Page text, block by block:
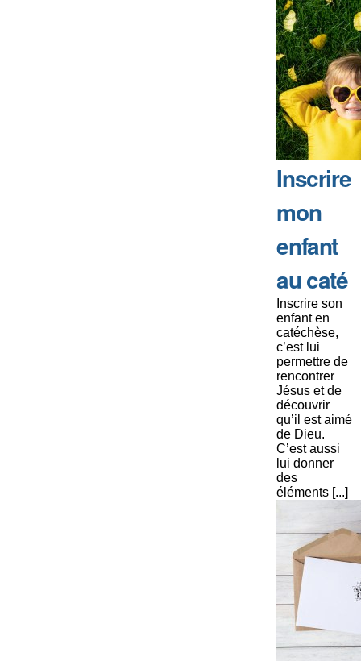
Inscrire
mon
enfant
au caté
Inscrire son
enfant en
catéchèse,
c’est lui
permettre de
rencontrer
Jésus et de
découvrir
qu’il est aimé
de Dieu.
C’est aussi
lui donner
des
éléments [...]